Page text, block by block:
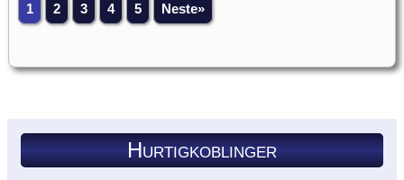
1 2 3 4 5 Neste»
Hurtigkoblinger